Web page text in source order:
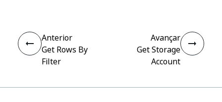
Anterior
Get Rows By
Filter
Avançar
Get Storage
Account